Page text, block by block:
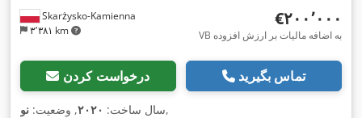
Skarżysko-Kamienna
۳٬۳۸۱ km
‎€۲۰۰٬۰۰۰
VB به اضافه مالیات بر ارزش افزوده
درخواست کردن تماس بگیرید
سال ساخت: ۲۰۲۰, وضعیت: نو ,